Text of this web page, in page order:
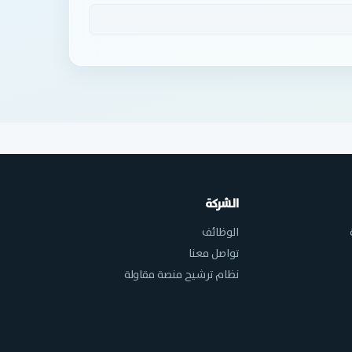
الشركة
الوظائف
تواصل معنا
نظام ترشيح منصة مقاولة